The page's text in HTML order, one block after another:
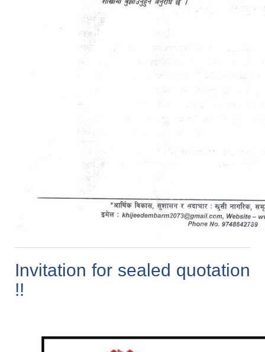
Invitation for sealed quotation
!!